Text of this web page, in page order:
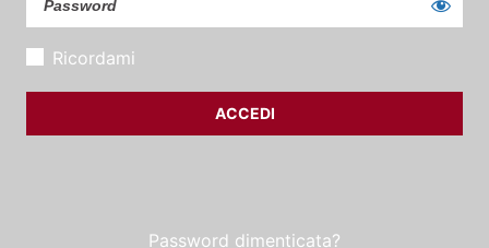
Ricordami
Password dimenticata?